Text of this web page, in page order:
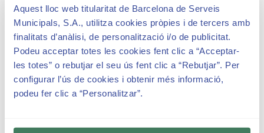
Aquest lloc web titularitat de Barcelona de Serveis
Municipals, S.A., utilitza cookies pròpies i de tercers amb
finalitats d’anàlisi, de personalització i/o de publicitat.
Podeu acceptar totes les cookies fent clic a “Acceptar-
les totes” o rebutjar el seu ús fent clic a “Rebutjar”. Per
configurar l’ús de cookies i obtenir més informació,
podeu fer clic a “Personalitzar”.
es troba tancat, podràs obtenir